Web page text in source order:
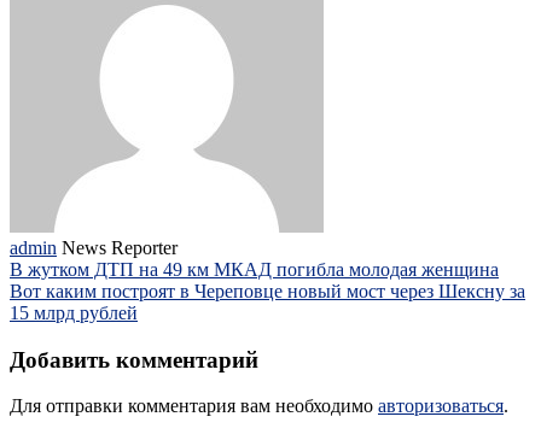
admin News Reporter
В жутком ДТП на 49 км МКАД погибла молодая женщина
Вот каким построят в Череповце новый мост через Шексну за
15 млрд рублей
Добавить комментарий
Для отправки комментария вам необходимо авторизоваться.